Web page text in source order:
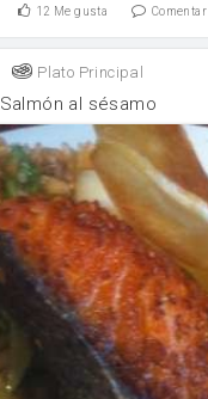
12 Me gusta Comentar
Plato Principal
Salmón al sésamo